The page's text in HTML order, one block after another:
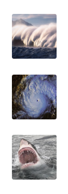
WN
TANJUNG
LESUNG
KARO
WN
SIMALUNGUN
WN
LABUHANBATU
WN